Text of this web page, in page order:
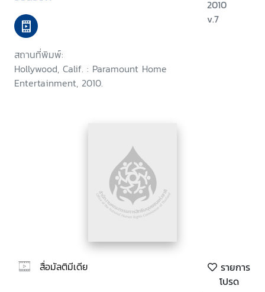
สถานที่พิมพ์:
Hollywood, Calif. : Paramount Home
Entertainment, 2010.
2010
v.7
สื่อมัลติมีเดีย
รายการ
โปรด